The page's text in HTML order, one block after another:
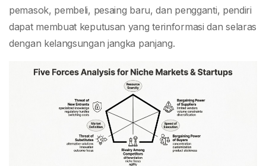
pemasok, pembeli, pesaing baru, dan pengganti, pendiri
dapat membuat keputusan yang terinformasi dan selaras
dengan kelangsungan jangka panjang.